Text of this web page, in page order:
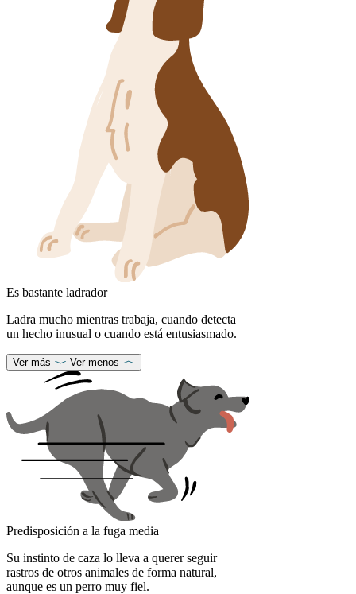
Es bastante ladrador
Ladra mucho mientras trabaja, cuando detecta
un hecho inusual o cuando está entusiasmado.
Ver más Ver menos
Predisposición a la fuga media
Su instinto de caza lo lleva a querer seguir
rastros de otros animales de forma natural,
aunque es un perro muy fiel.